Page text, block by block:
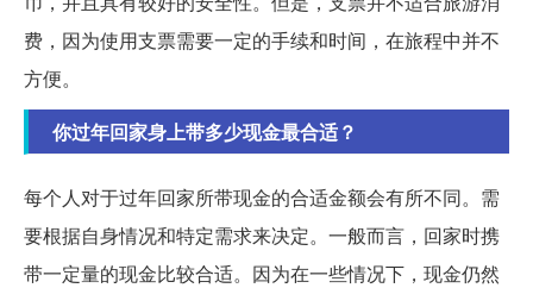
费，因为使用支票需要一定的手续和时间，在旅程中并不
方便。
你过年回家身上带多少现金最合适？
每个人对于过年回家所带现金的合适金额会有所不同。需
要根据自身情况和特定需求来决定。一般而言，回家时携
带一定量的现金比较合适。因为在一些情况下，现金仍然